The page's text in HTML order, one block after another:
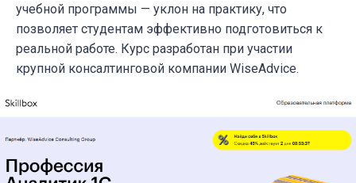
учебной программы — уклон на практику, что
позволяет студентам эффективно подготовиться к
реальной работе. Курс разработан при участии
крупной консалтинговой компании WiseAdvice.